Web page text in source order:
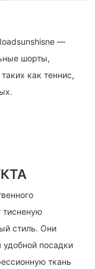
—
шорты,
как теннис,
тисненую
стиль. Они
посадки
ткань